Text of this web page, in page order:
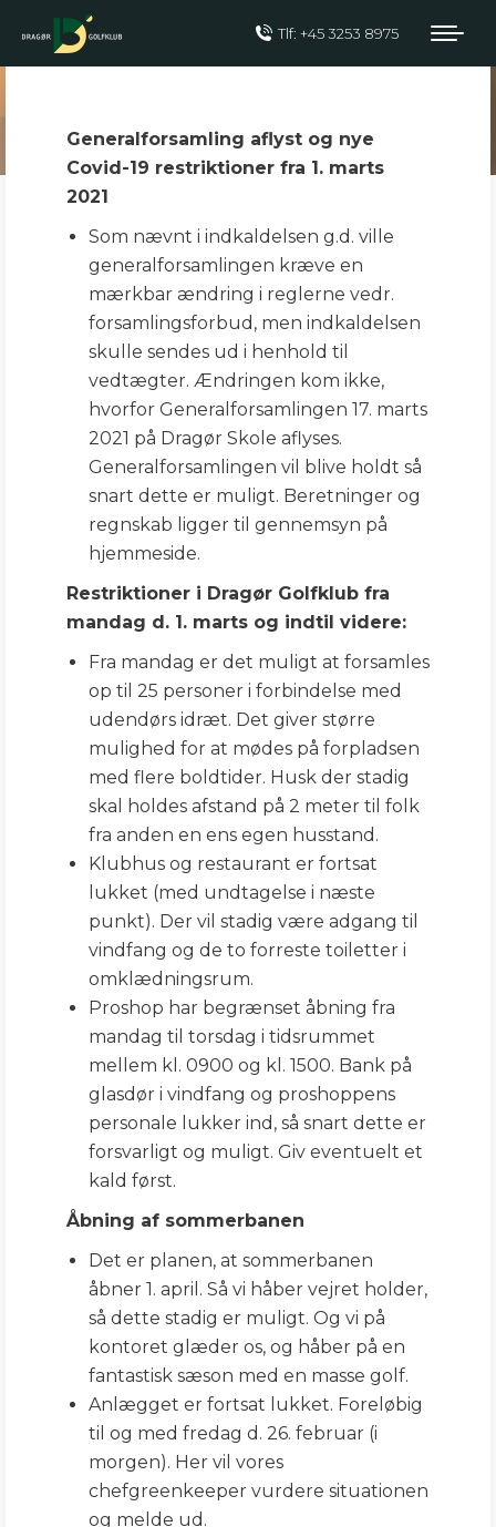
Tlf: +45 3253 8975
aflyst
Generalforsamling aflyst og nye
Covid-19 restriktioner fra 1. marts
2021
Som nævnt i indkaldelsen g.d. ville
generalforsamlingen kræve en
mærkbar ændring i reglerne vedr.
forsamlingsforbud, men indkaldelsen
skulle sendes ud i henhold til
vedtægter. Ændringen kom ikke,
hvorfor Generalforsamlingen 17. marts
2021 på Dragør Skole aflyses.
Generalforsamlingen vil blive holdt så
snart dette er muligt. Beretninger og
regnskab ligger til gennemsyn på
hjemmeside.
Restriktioner i Dragør Golfklub fra
mandag d. 1. marts og indtil videre:
Fra mandag er det muligt at forsamles
op til 25 personer i forbindelse med
udendørs idræt. Det giver større
mulighed for at mødes på forpladsen
med flere boldtider. Husk der stadig
skal holdes afstand på 2 meter til folk
fra anden en ens egen husstand.
Klubhus og restaurant er fortsat
lukket (med undtagelse i næste
punkt). Der vil stadig være adgang til
vindfang og de to forreste toiletter i
omklædningsrum.
Proshop har begrænset åbning fra
mandag til torsdag i tidsrummet
mellem kl. 0900 og kl. 1500. Bank på
glasdør i vindfang og proshoppens
personale lukker ind, så snart dette er
forsvarligt og muligt. Giv eventuelt et
kald først.
Åbning af sommerbanen
Det er planen, at sommerbanen
åbner 1. april. Så vi håber vejret holder,
så dette stadig er muligt. Og vi på
kontoret glæder os, og håber på en
fantastisk sæson med en masse golf.
Anlægget er fortsat lukket. Foreløbig
til og med fredag d. 26. februar (i
morgen). Her vil vores
chefgreenkeeper vurdere situationen
og melde ud.